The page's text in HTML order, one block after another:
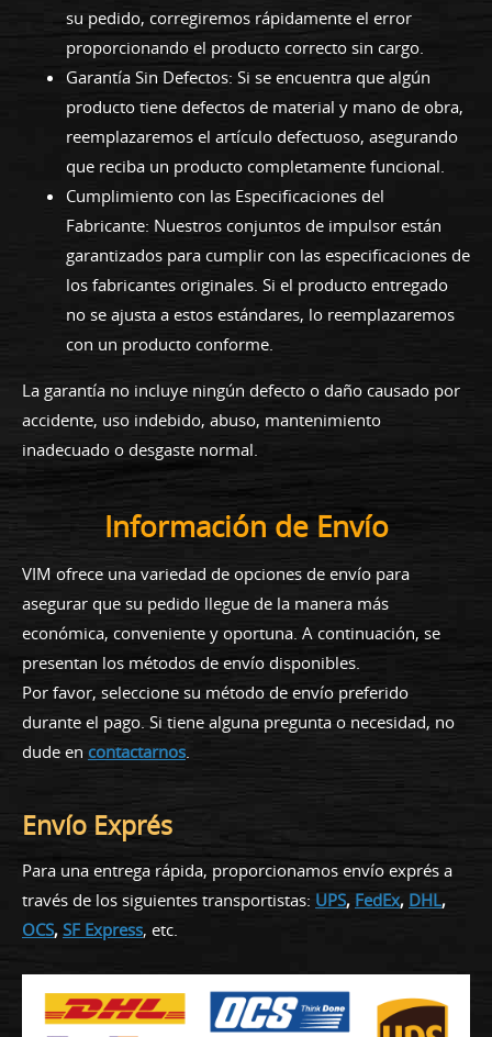
su pedido, corregiremos rápidamente el error
proporcionando el producto correcto sin cargo.
Garantía Sin Defectos: Si se encuentra que algún
producto tiene defectos de material y mano de obra,
reemplazaremos el artículo defectuoso, asegurando
que reciba un producto completamente funcional.
Cumplimiento con las Especificaciones del
Fabricante: Nuestros conjuntos de impulsor están
garantizados para cumplir con las especificaciones de
los fabricantes originales. Si el producto entregado
no se ajusta a estos estándares, lo reemplazaremos
con un producto conforme.
La garantía no incluye ningún defecto o daño causado por
accidente, uso indebido, abuso, mantenimiento
inadecuado o desgaste normal.
Información de Envío
VIM ofrece una variedad de opciones de envío para
asegurar que su pedido llegue de la manera más
económica, conveniente y oportuna. A continuación, se
presentan los métodos de envío disponibles.
Por favor, seleccione su método de envío preferido
durante el pago. Si tiene alguna pregunta o necesidad, no
dude en contactarnos
Envío Exprés
Para una entrega rápida, proporcionamos envío exprés a
través de los siguientes transportistas: UPS, FedEx, DHL,
OCS, SF Express, etc.